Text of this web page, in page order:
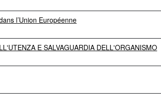
l’Union Européenne
E SALVAGUARDIA DELL'ORGANISMO